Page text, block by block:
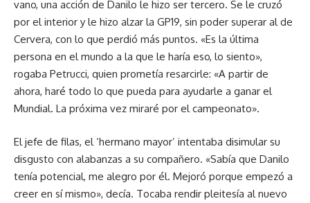
vano, una acción de Danilo le hizo ser tercero. Se le cruzó
por el interior y le hizo alzar la GP19, sin poder superar al de
Cervera, con lo que perdió más puntos. «Es la última
persona en el mundo a la que le haría eso, lo siento»,
rogaba Petrucci, quien prometía resarcirle: «A partir de
ahora, haré todo lo que pueda para ayudarle a ganar el
Mundial. La próxima vez miraré por el campeonato».
El jefe de filas, el ‘hermano mayor’ intentaba disimular su
disgusto con alabanzas a su compañero. «Sabía que Danilo
tenía potencial, me alegro por él. Mejoró porque empezó a
creer en sí mismo», decía. Tocaba rendir pleitesía al nuevo